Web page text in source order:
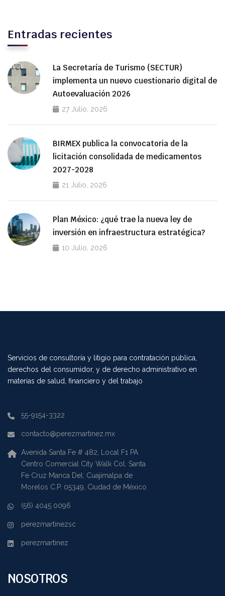
Entradas recientes
La Secretaría de Turismo (SECTUR)
implementa un nuevo cuestionario digital de
Autoevaluación 2026
27 Julio, 2026
BIRMEX publica la convocatoria de la
licitación consolidada de medicamentos
2027-2028
21 Julio, 2026
Plan México: ¿qué trae la nueva ley de
inversión en infraestructura estratégica?
10 Julio, 2026
Servicios de consultoría y litigio para contratación pública,
derechos del consumidor, y de derecho administrativo en
materias de salud, financiero y del trabajo
55-9154-3322
contacto@perezmartinez.mx
Avenida Santa Fe # 482, Local F1 PA
Centro Comercial City Walk Col. Santa
Fe Cruz Manca Del. Cuajimalpa de
Morelos C.P. 05349, Ciudad de México
(56) 4045 0096
perezmartinezsc
perezmartinez
NOSOTROS